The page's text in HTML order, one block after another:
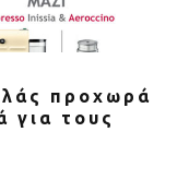
προχωρά
για τους